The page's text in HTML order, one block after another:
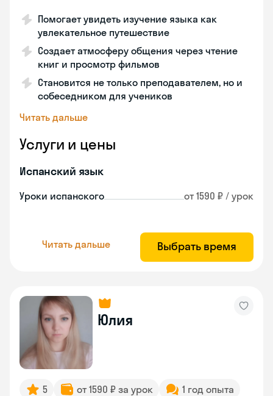
Помогает увидеть изучение языка как
увлекательное путешествие
Создает атмосферу общения через чтение
книг и просмотр фильмов
Становится не только преподавателем, но и
собеседником для учеников
Читать дальше
Услуги и цены
Испанский язык
Уроки испанского от 1590 ₽ / урок
Читать дальше Выбрать время
Юлия
5 от 1590 ₽ за урок
1 год опыта